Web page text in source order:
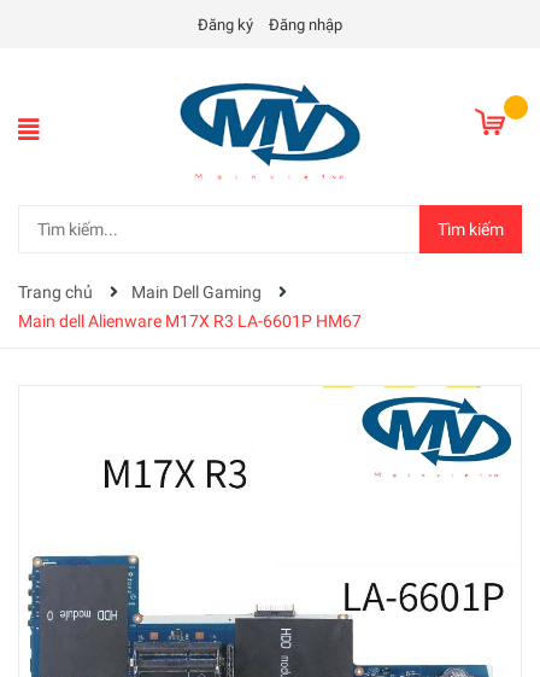
Đăng ký Đăng nhập
Tìm kiếm
Trang chủ
Main Dell Gaming
Main dell Alienware M17X R3 LA-6601P HM67